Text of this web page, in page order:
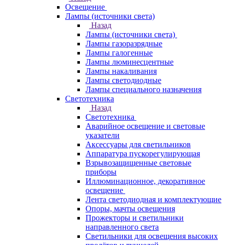
Освещение
Лампы (источники света)
Назад
Лампы (источники света)
Лампы газоразрядные
Лампы галогенные
Лампы люминесцентные
Лампы накаливания
Лампы светодиодные
Лампы специального назначения
Светотехника
Назад
Светотехника
Аварийное освещение и световые
указатели
Аксессуары для светильников
Аппаратура пускорегулирующая
Взрывозащищенные световые
приборы
Иллюминационное, декоративное
освещение
Лента светодиодная и комплектующие
Опоры, мачты освещения
Прожекторы и светильники
направленного света
Светильники для освещения высоких